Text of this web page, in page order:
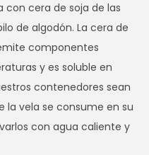
con cera de soja de las
de algodón. La cera de
componentes
y es soluble en
contenedores sean
la vela se consume en su
con agua caliente y